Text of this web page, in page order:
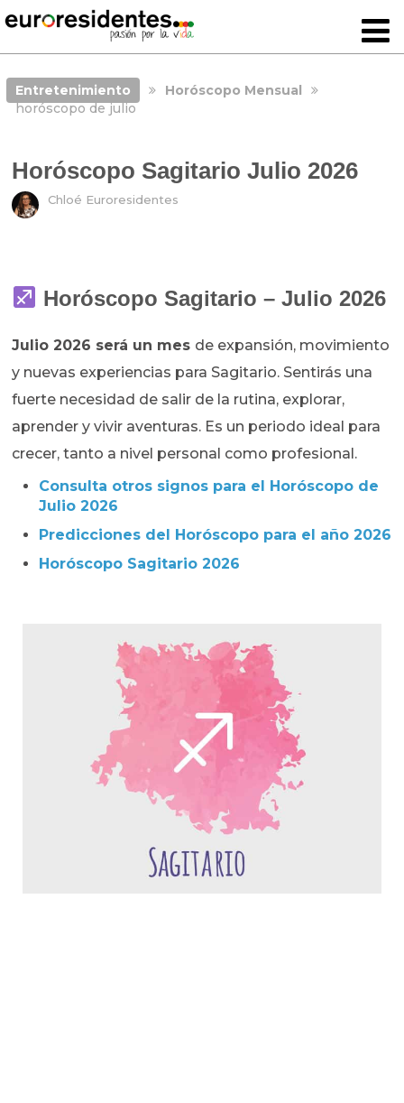
Entretenimiento
Horóscopo Mensual
horóscopo de julio
Horóscopo Sagitario Julio 2026
Chloé Euroresidentes
Horóscopo Sagitario – Julio 2026
Julio 2026 será un mes de expansión, movimiento
y nuevas experiencias para Sagitario. Sentirás una
fuerte necesidad de salir de la rutina, explorar,
aprender y vivir aventuras. Es un periodo ideal para
crecer, tanto a nivel personal como profesional.
Consulta otros signos para el Horóscopo de
Julio 2026
Predicciones del Horóscopo para el año 2026
Horóscopo Sagitario 2026